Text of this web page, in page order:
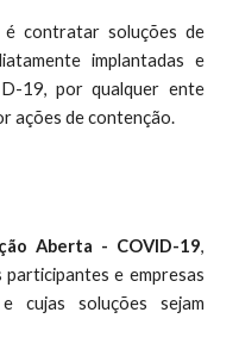
contratar soluções de
implantadas e
19, por qualquer ente
ações de contenção.
Aberta - COVID-19,
e empresas
cujas soluções sejam